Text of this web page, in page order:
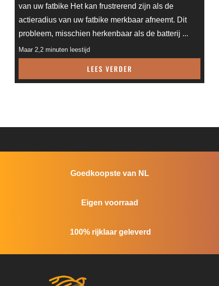
van uw fatbike Het kan frustrerend zijn als de
actieradius van uw fatbike merkbaar afneemt. Dit
probleem, misschien herkenbaar als de batterij ...
Maar 2,2 minuten leestijd
LEES VERDER
Goedkoopste van NL
Eigen voorraad
100% rijklaar geleverd